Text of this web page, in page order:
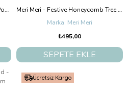
Meri Meri - Christmas Colouring Posters - Yeni Yıl Boyama Posterleri - 2'Li
Meri Meri - Festive Honeycomb Tree Card - Yeni Yıl Ağacı Tebrik Kartı
Meri Meri
₺495,00
SEPETE EKLE
Ücretsiz Kargo